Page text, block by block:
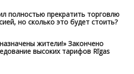
полностью прекратить торговлю
но сколько это будет стоить?
жители!» Закончено
высоких тарифов Rīgas